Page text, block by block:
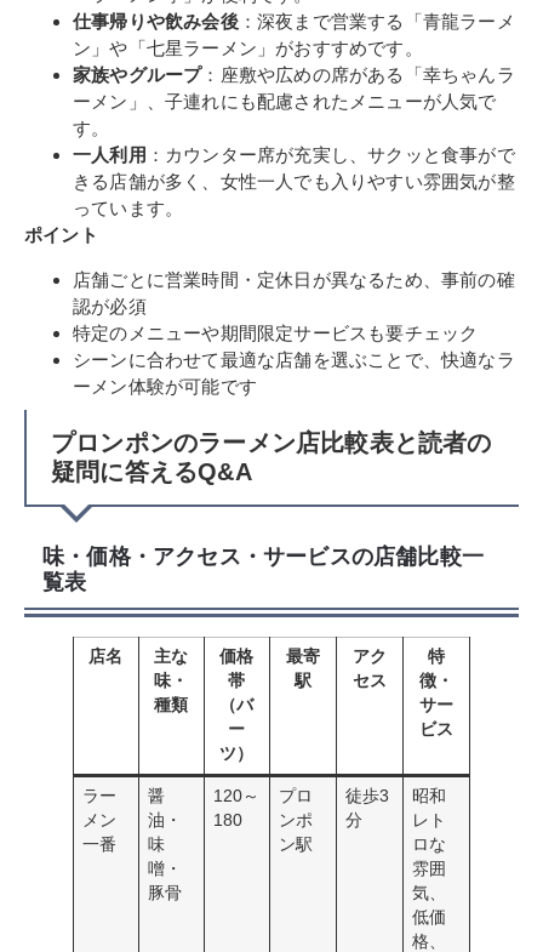
仕事帰りや飲み会後：深夜まで営業する「青龍ラーメ
ン」や「七星ラーメン」がおすすめです。
家族やグループ：座敷や広めの席がある「幸ちゃんラ
ーメン」、子連れにも配慮されたメニューが人気で
す。
一人利用 ：カウンター席が充実し、サクッと食事がで
きる店舗が多く、女性一人でも入りやすい雰囲気が整
っています。
ポイント
店舗ごとに営業時間・定休日が異なるため、事前の確
認が必須
特定のメニューや期間限定サービスも要チェック
シーンに合わせて最適な店舗を選ぶことで、快適なラ
ーメン体験が可能です
プロンポンのラーメン店比較表と読者の
疑問に答えるQ&A
味・価格・アクセス・サービスの店舗比較一
覧表
店名
主な
味・
種類
価格
帯
（バ
ー
ツ）
最寄
駅
アク
セス
特
徴・
サー
ビス
ラー
メン
一番
醤
油・
味
噌・
豚骨
120～
180
プロ
ンポ
ン駅
徒歩3
分
昭和
レト
ロな
雰囲
気、
低価
格、